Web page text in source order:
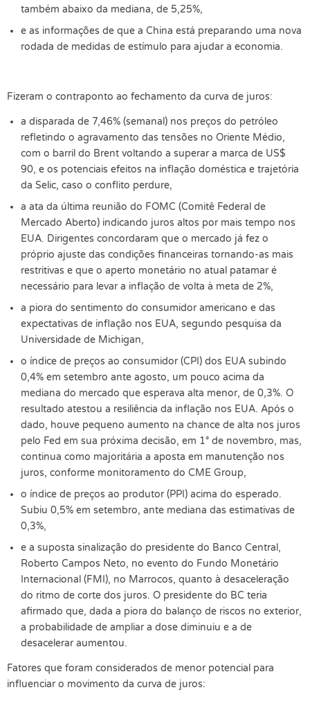
também abaixo da mediana, de 5,25%,
e as informações de que a China está preparando uma nova
rodada de medidas de estímulo para ajudar a economia.
Fizeram o contraponto ao fechamento da curva de juros:
a disparada de 7,46% (semanal) nos preços do petróleo
refletindo o agravamento das tensões no Oriente Médio,
com o barril do Brent voltando a superar a marca de US$
90, e os potenciais efeitos na inflação doméstica e trajetória
da Selic, caso o conflito perdure,
a ata da última reunião do FOMC (Comitê Federal de
Mercado Aberto) indicando juros altos por mais tempo nos
EUA. Dirigentes concordaram que o mercado já fez o
próprio ajuste das condições financeiras tornando-as mais
restritivas e que o aperto monetário no atual patamar é
necessário para levar a inflação de volta à meta de 2%,
a piora do sentimento do consumidor americano e das
expectativas de inflação nos EUA, segundo pesquisa da
Universidade de Michigan,
o índice de preços ao consumidor (CPI) dos EUA subindo
0,4% em setembro ante agosto, um pouco acima da
mediana do mercado que esperava alta menor, de 0,3%. O
resultado atestou a resiliência da inflação nos EUA. Após o
dado, houve pequeno aumento na chance de alta nos juros
pelo Fed em sua próxima decisão, em 1° de novembro, mas,
continua como majoritária a aposta em manutenção nos
juros, conforme monitoramento do CME Group,
o índice de preços ao produtor (PPI) acima do esperado.
Subiu 0,5% em setembro, ante mediana das estimativas de
0,3%,
e a suposta sinalização do presidente do Banco Central,
Roberto Campos Neto, no evento do Fundo Monetário
Internacional (FMI), no Marrocos, quanto à desaceleração
do ritmo de corte dos juros. O presidente do BC teria
afirmado que, dada a piora do balanço de riscos no exterior,
a probabilidade de ampliar a dose diminuiu e a de
desacelerar aumentou.
Fatores que foram considerados de menor potencial para
influenciar o movimento da curva de juros: